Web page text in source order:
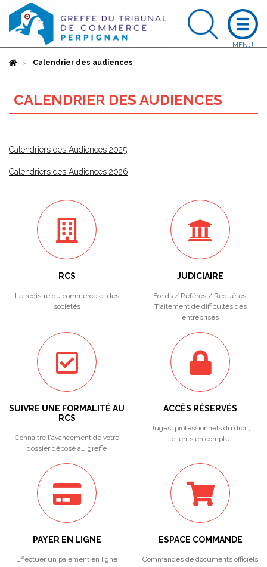
AccueilCalendrier des audiences
CALENDRIER DES AUDIENCES
Calendriers des Audiences 2025
Calendriers des Audiences 2026
RCS
Le registre du commerce et des
sociétés
JUDICIAIRE
Fonds / Référés / Requêtes.
Traitement de difficultés des
entreprises
SUIVRE UNE FORMALITÉ AU
RCS
Connaitre l'avancement de votre
dossier déposé au greffe
ACCÈS RÉSERVÉS
Juges, professionnels du droit,
clients en compte
PAYER EN LIGNE
Effectuer un paiement en ligne
ESPACE COMMANDE
Commandes de documents officiels